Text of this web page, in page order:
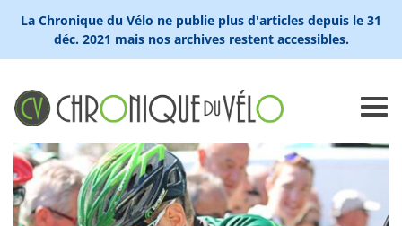
La Chronique du Vélo ne publie plus d'articles depuis le 31
déc. 2021 mais nos archives restent accessibles.